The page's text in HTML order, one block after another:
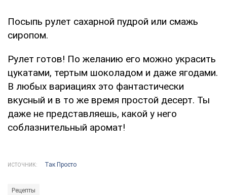
Посыпь рулет сахарной пудрой или смажь
сиропом.
Рулет готов! По желанию его можно украсить
цукатами, тертым шоколадом и даже ягодами.
В любых вариациях это фантастически
вкусный и в то же время простой десерт. Ты
даже не представляешь, какой у него
соблазнительный аромат!
ИСТОЧНИК: Так Просто
Рецепты